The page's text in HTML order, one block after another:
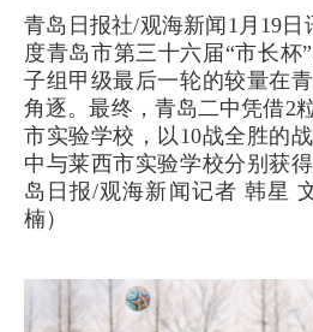
青岛日报社/观海新闻1月19日
度青岛市第三十六届“市长杯
子组甲级最后一轮的较量在
角逐。最终，青岛二中凭借2
市实验学校，以10战全胜的
中与莱西市实验学校分别获
岛日报/观海新闻记者 韩星
楠）